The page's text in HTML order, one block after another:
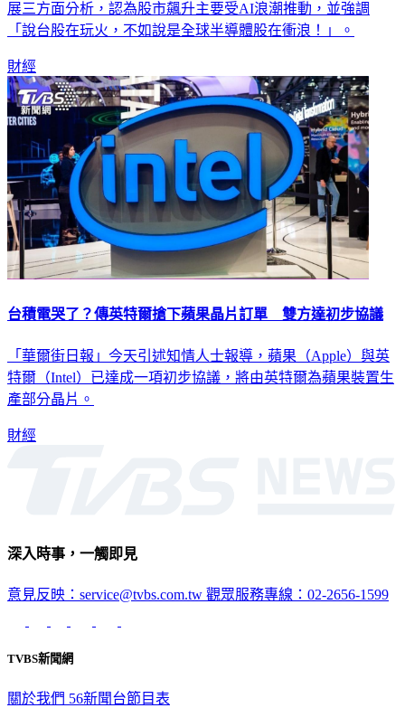
展三方面分析，認為股市飆升主要受AI浪潮推動，並強調
「說台股在玩火，不如說是全球半導體股在衝浪！」。
財經
台積電哭了？傳英特爾搶下蘋果晶片訂單 雙方達初步協議
「華爾街日報」今天引述知情人士報導，蘋果（Apple）與英
特爾（Intel）已達成一項初步協議，將由英特爾為蘋果裝置生
產部分晶片。
財經
深入時事，一觸即見
意見反映：service@tvbs.com.tw 觀眾服務專線：02-2656-1599
TVBS新聞網
關於我們 56新聞台節目表